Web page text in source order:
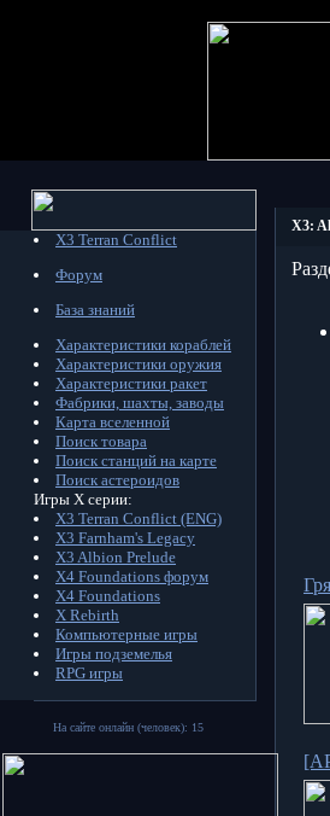
X3 Terran Conflict
Форум
База знаний
Характеристики кораблей
Характеристики оружия
Характеристики ракет
Фабрики, шахты, заводы
Карта вселенной
Поиск товара
Поиск станций на карте
Поиск астероидов
Игры X серии:
X3 Terran Conflict (ENG)
X3 Farnham's Legacy
X3 Albion Prelude
X4 Foundations форум
X4 Foundations
X Rebirth
Компьютерные игры
Игры подземелья
RPG игры
На сайте онлайн (человек): 15
X3: